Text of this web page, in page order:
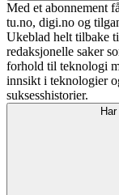
Med et abonnement
tu.no, digi.no og
Ukeblad helt tilbake
redaksjonelle saker
forhold til teknologi
innsikt i teknologier
suksesshistorier.